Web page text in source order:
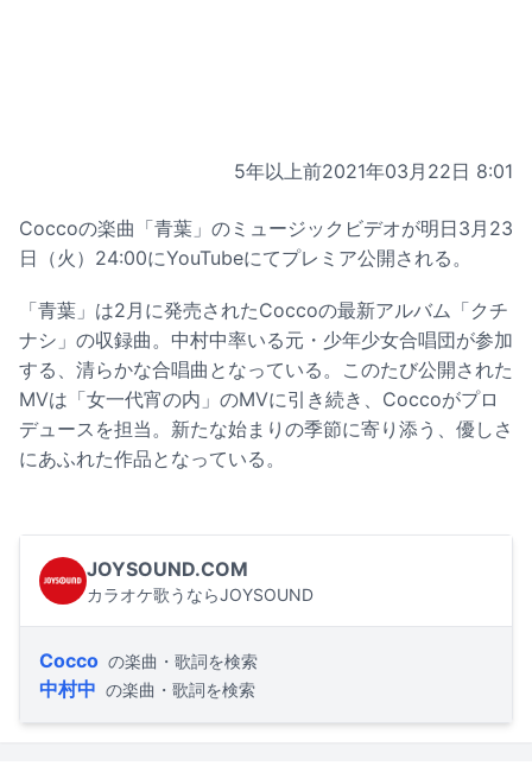
5年以上前2021年03月22日 8:01
Coccoの楽曲「青葉」のミュージックビデオが明日3月23
日（火）24:00にYouTubeにてプレミア公開される。
「青葉」は2月に発売されたCoccoの最新アルバム「クチ
ナシ」の収録曲。中村中率いる元・少年少女合唱団が参加
する、清らかな合唱曲となっている。このたび公開された
MVは「女一代宵の内」のMVに引き続き、Coccoがプロ
デュースを担当。新たな始まりの季節に寄り添う、優しさ
にあふれた作品となっている。
JOYSOUND.COM
カラオケ歌うならJOYSOUND
Cocco の楽曲・歌詞を検索
中村中 の楽曲・歌詞を検索